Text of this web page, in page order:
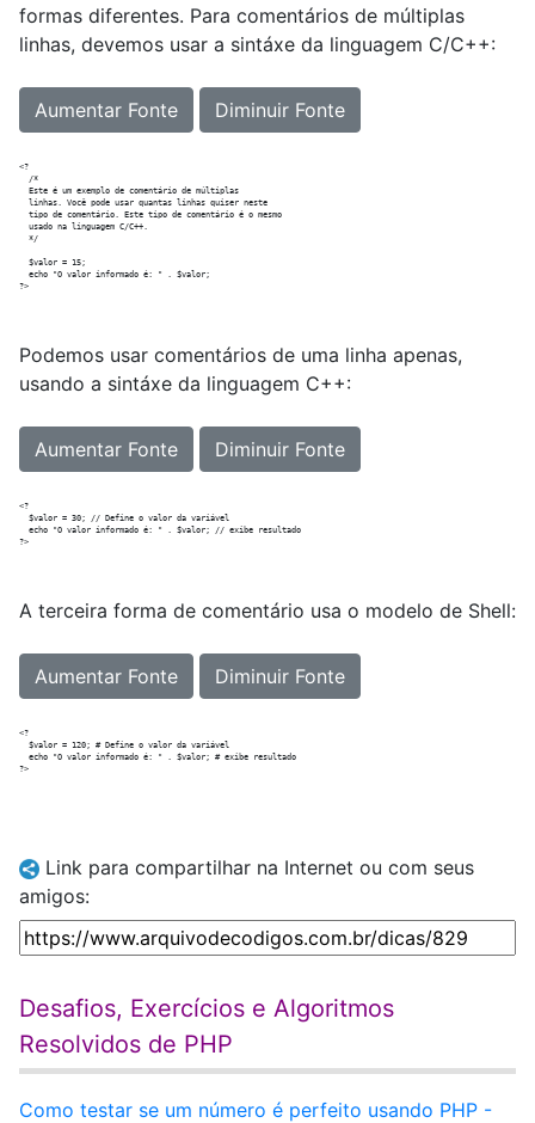
formas diferentes. Para comentários de múltiplas
linhas, devemos usar a sintáxe da linguagem C/C++:
Aumentar Fonte Diminuir Fonte
<?
  /*
  Este é um exemplo de comentário de múltiplas
  linhas. Você pode usar quantas linhas quiser neste
  tipo de comentário. Este tipo de comentário é o mesmo
  usado na linguagem C/C++.
  */
  $valor = 15;
  echo "O valor informado é: " . $valor;
Podemos usar comentários de uma linha apenas,
usando a sintáxe da linguagem C++:
Aumentar Fonte Diminuir Fonte
<?
  $valor = 30; // Define o valor da variável
  echo "O valor informado é: " . $valor; // exibe resultado
A terceira forma de comentário usa o modelo de Shell:
Aumentar Fonte Diminuir Fonte
<?
  $valor = 120; # Define o valor da variável
  echo "O valor informado é: " . $valor; # exibe resultado
Link para compartilhar na Internet ou com seus
amigos:
Desafios, Exercícios e Algoritmos
Resolvidos de PHP
Como testar se um número é perfeito usando PHP -